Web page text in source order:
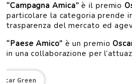
“Campagna Amica”è il premio
particolare la categoria prende
trasparenza del mercato ed
“Paese Amico” è un premio
in una collaborazione per
Oscar Green